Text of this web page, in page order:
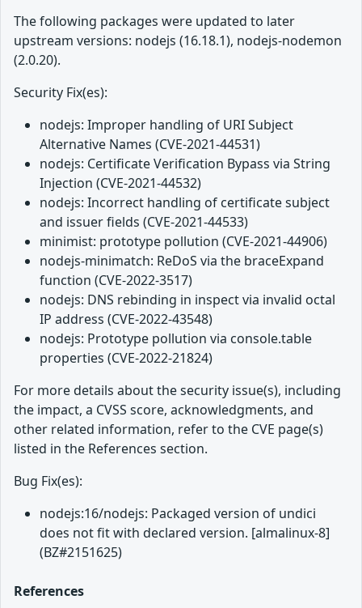
The following packages were updated to later
upstream versions: nodejs (16.18.1), nodejs-nodemon
(2.0.20).
Security Fix(es):
nodejs: Improper handling of URI Subject
Alternative Names (CVE-2021-44531)
nodejs: Certificate Verification Bypass via String
Injection (CVE-2021-44532)
nodejs: Incorrect handling of certificate subject
and issuer fields (CVE-2021-44533)
minimist: prototype pollution (CVE-2021-44906)
nodejs-minimatch: ReDoS via the braceExpand
function (CVE-2022-3517)
nodejs: DNS rebinding in inspect via invalid octal
IP address (CVE-2022-43548)
nodejs: Prototype pollution via console.table
properties (CVE-2022-21824)
For more details about the security issue(s), including
the impact, a CVSS score, acknowledgments, and
other related information, refer to the CVE page(s)
listed in the References section.
Bug Fix(es):
nodejs:16/nodejs: Packaged version of undici
does not fit with declared version. [almalinux-8]
(BZ#2151625)
References